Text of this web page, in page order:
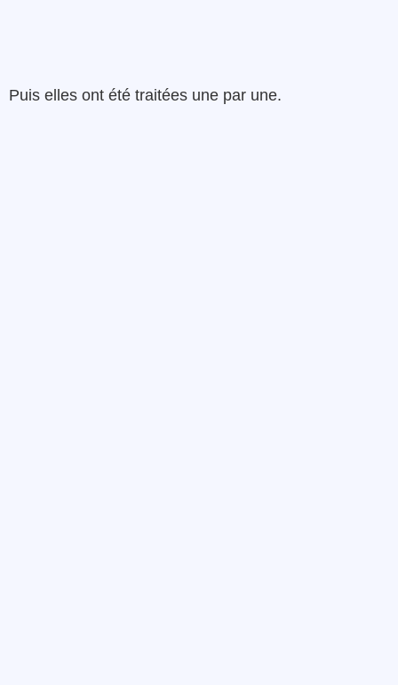
Puis elles ont été traitées une par une.